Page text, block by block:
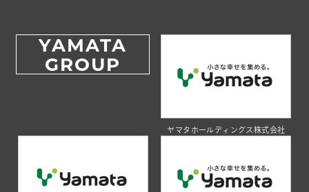
YAMATA
GROUP
ヤマタホールディングス株式会社